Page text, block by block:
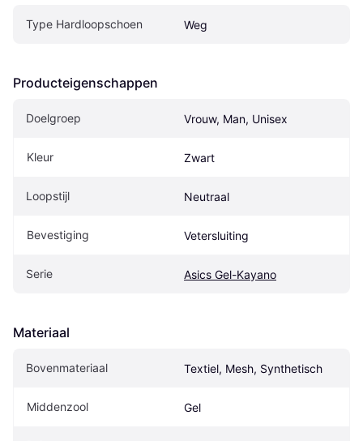
Type Hardloopschoen Weg
Producteigenschappen
Doelgroep Vrouw, Man, Unisex
Kleur Zwart
Loopstijl Neutraal
Bevestiging Vetersluiting
Serie Asics Gel-Kayano
Materiaal
Bovenmateriaal Textiel, Mesh, Synthetisch
Middenzool Gel